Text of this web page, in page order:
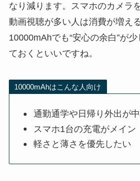
なり減ります。スマホのカメラ
動画視聴が多い人は消費が増え
10000mAhでも“安心の余白”が
ておくといいですね。
10000mAhはこんな人向け
通勤通学や日帰り外出が
スマホ1台の充電がメイン
軽さと薄さを優先したい